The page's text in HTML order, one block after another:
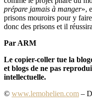
prépare jamais à manger»,
prisons mouroirs pour y
donc des prisons et il
Par ARM
Le copier-coller tue la
et blogs de ne pas
intellectuelle.
© www.lemohelien.com –